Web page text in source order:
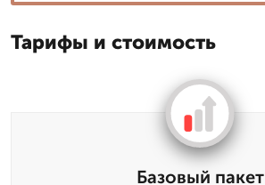
Тарифы и стоимость
Базовый пакет